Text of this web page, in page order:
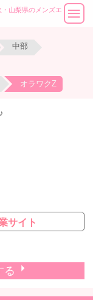
山梨県のメンズエ
中部
オラワクZ
サイト
る